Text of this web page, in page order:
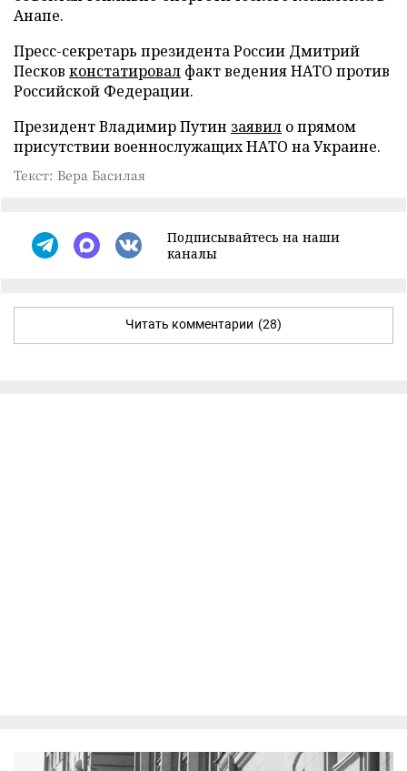
Анапе.
Пресс-секретарь президента России Дмитрий
Песков констатировал факт ведения НАТО против
Российской Федерации.
Президент Владимир Путин заявил о прямом
присутствии военнослужащих НАТО на Украине.
Текст: Вера Басилая
Подписывайтесь на наши
каналы
Читать комментарии (28)